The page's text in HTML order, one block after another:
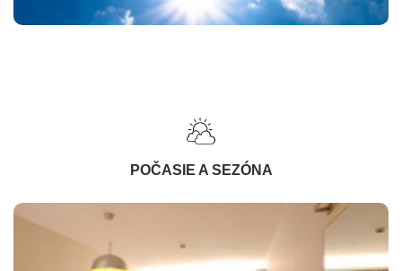
POČASIE A SEZÓNA